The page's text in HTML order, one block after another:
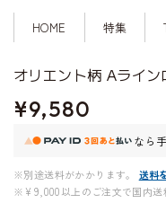
HOME 特集
オリエント柄 Aライ
¥9,580
なら
※別途送料がかかります。
送料
※¥9,000以上のご注文で国内送